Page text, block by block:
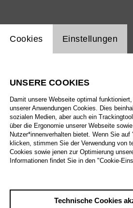
Einstellung Website Cookie
Cookies Einstellungen
UNSERE COOKIES
Damit unsere Webseite optimal
unserer Anwendungen Cookies. Dies
sozialen Medien, aber auch ein
über die Ergonomie unserer Webseite
Nutzer*innenverhalten bietet. Wenn Sie
klicken, stimmen Sie der Verwendung von
Cookies sowie jenen zur Optimierung
Informationen findet Sie in den "Cookie-
Technische Cookies